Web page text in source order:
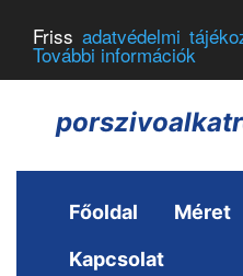
Frissadatvédelmi
További információk
Főoldal Méret
Kapcsolat